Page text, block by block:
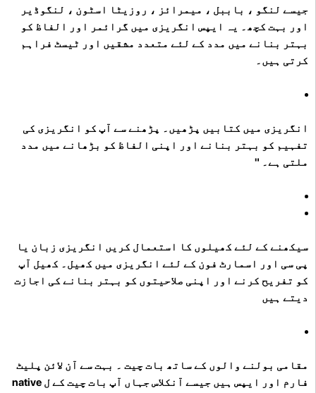
جیسے لنگو ، باببل ، میمرائز ، روزیٹا اسٹون ، لنگوڈیر
اور بہت کچھ۔ یہ ایپس انگریزی میں گرائمر اور الفاظ کو
بہتر بنانے میں مدد کے لئے متعدد مشقیں اور ٹیسٹ فراہم
کرتی ہیں۔
انگریزی میں کتابیں پڑھیں۔ پڑھنے سے آپ کو انگریزی کی
تفہیم کو بہتر بنانے اور اپنی الفاظ کو بڑھانے میں مدد
ملتی ہے۔ "
سیکھنے کے لئے کھیلوں کا استعمال کریں انگریزی زبان یا
پی سی اور اسمارٹ فون کے لئے انگریزی میں کھیل۔ کھیل آپ
کو تفریح ​​کرنے اور اپنی صلاحیتوں کو بہتر بنانے کی اجازت
دیتے ہیں
مقامی بولنے والوں کے ساتھ بات چیت ۔ بہت سے آن لائن پلیٹ
فارم اور ایپس ہیں جیسے آنکلاس جہاں آپ بات چیت کے ل native